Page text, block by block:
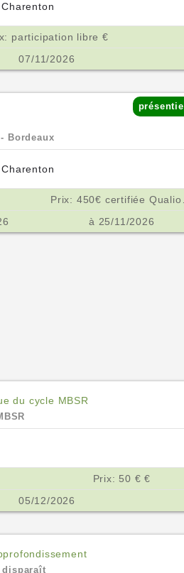
participation libre €
07/11/2026
présentiel
Bordeaux
à 25/11/2026
du cycle MBSR
Prix: 50 € €
05/12/2026
disparaît